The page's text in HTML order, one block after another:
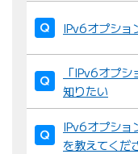
IPv6オプショ
「IPv6オプ
知りたい
IPv6オプショ
を教えてくだ